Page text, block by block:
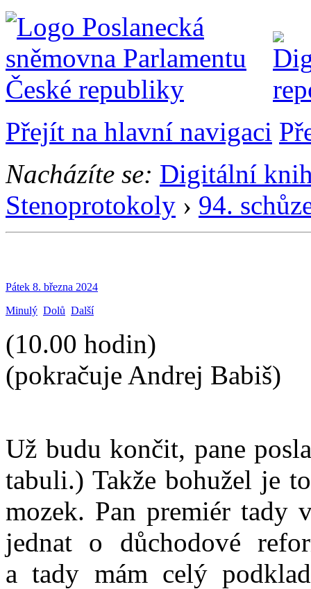
Přejít na hlavní navigaci
Nacházíte se: Digitální
Stenoprotokoly › 94.
Pátek 8. března 2024
Minulý Dolů Další
(10.00 hodin)
(pokračuje Andrej Babiš)
Už budu končit, pane
tabuli.) Takže bohužel je
mozek. Pan premiér tady
jednat o důchodové
a tady mám celý